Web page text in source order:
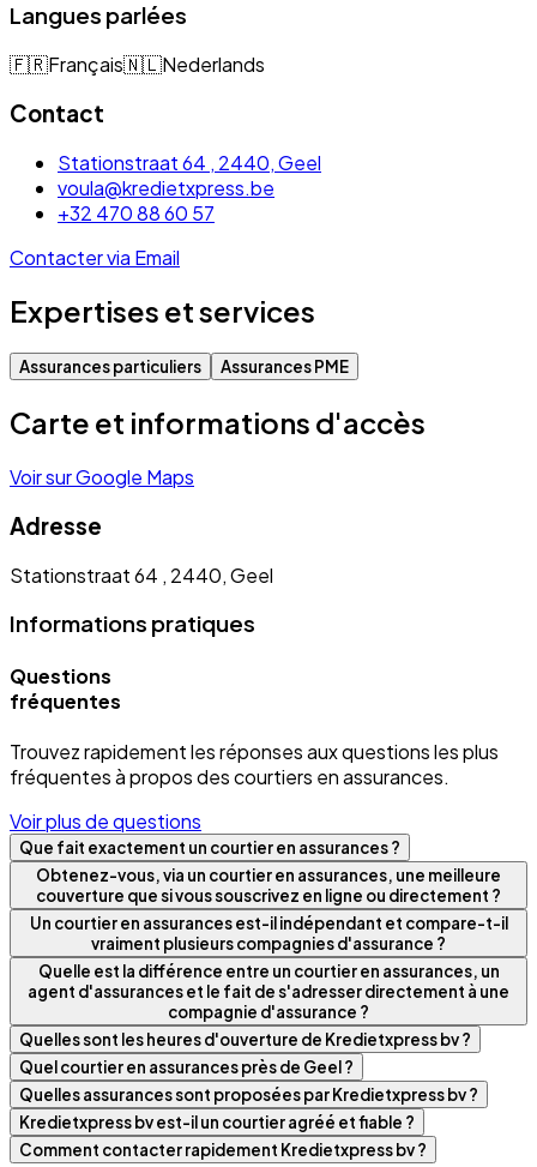
Langues parlées
🇫🇷Français🇳🇱Nederlands
Contact
Stationstraat 64 , 2440, Geel
voula@kredietxpress.be
+32 470 88 60 57
Contacter via Email
Expertises et services
Assurances particuliers Assurances PME
Carte et informations d'accès
Voir sur Google Maps
Adresse
Stationstraat 64 , 2440, Geel
Informations pratiques
Questions
fréquentes
Trouvez rapidement les réponses aux questions les plus
fréquentes à propos des courtiers en assurances.
Voir plus de questions
Que fait exactement un courtier en assurances ?
Obtenez-vous, via un courtier en assurances, une meilleure
couverture que si vous souscrivez en ligne ou directement ?
Un courtier en assurances est-il indépendant et compare-t-il
vraiment plusieurs compagnies d'assurance ?
Quelle est la différence entre un courtier en assurances, un
agent d'assurances et le fait de s'adresser directement à une
compagnie d'assurance ?
Quelles sont les heures d'ouverture de Kredietxpress bv ?
Quel courtier en assurances près de Geel ?
Quelles assurances sont proposées par Kredietxpress bv ?
Kredietxpress bv est-il un courtier agréé et fiable ?
Comment contacter rapidement Kredietxpress bv ?